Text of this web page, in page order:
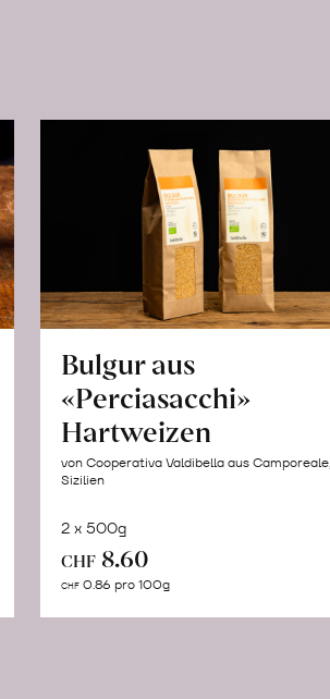
Bulgur aus
«Perciasacchi»
Hartweizen
von Cooperativa Valdibella aus Camporeale,
Sizilien
2 x 500g
CHF 8.60
CHF 0.86 pro 100g